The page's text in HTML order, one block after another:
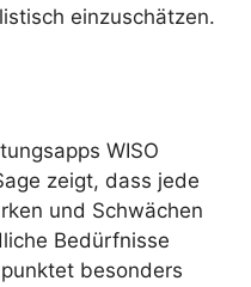
einzuschätzen.
WISO
zeigt, dass jede
und Schwächen
Bedürfnisse
besonders